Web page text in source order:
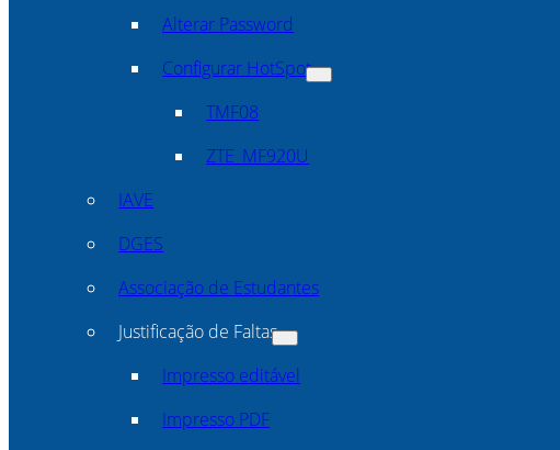
Alterar Password
Configurar HotSpot
TMF08
ZTE_MF920U
IAVE
DGES
Associação de Estudantes
Justificação de Faltas
Impresso editável
Impresso PDF